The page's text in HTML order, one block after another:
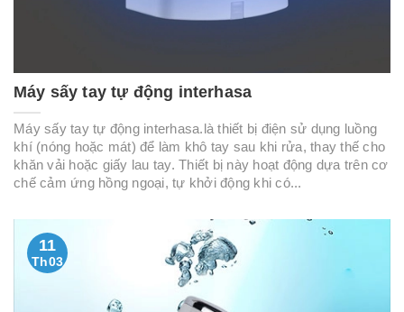
Máy sấy tay tự động interhasa
Máy sấy tay tự động interhasa.là thiết bị điện sử dụng luồng
khí (nóng hoặc mát) để làm khô tay sau khi rửa, thay thế cho
khăn vải hoặc giấy lau tay. Thiết bị này hoạt động dựa trên cơ
chế cảm ứng hồng ngoại, tự khởi động khi có...
11
Th03